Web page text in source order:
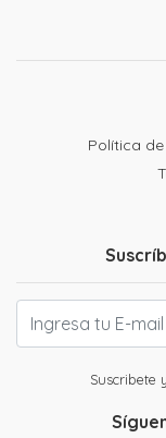
Política
Suscribete